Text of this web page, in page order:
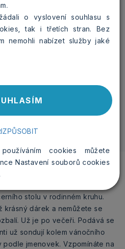
o vyslovení souhlasu s
tak i třetích stran. Bez
nemohli nabízet služby jaké
cookies můžete
Nastavení souborů cookies
stolu v rodinném kruhu.
krásný dárek a nemůžete se
Už je po večeři. Podává se
už sondují kolem vánočního
jmenovek. Vzpomínáte na